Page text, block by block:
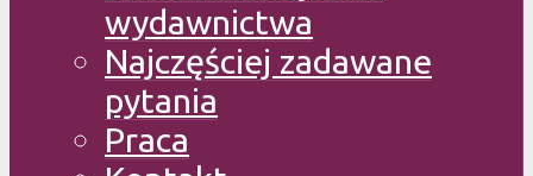
wydawnictwa
Najczęściej zadawane
pytania
Praca